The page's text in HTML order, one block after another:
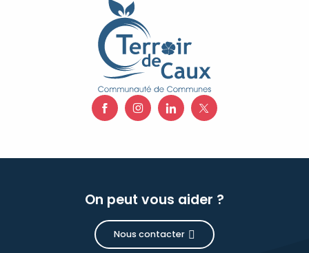
On peut vous aider ?
Nous contacter